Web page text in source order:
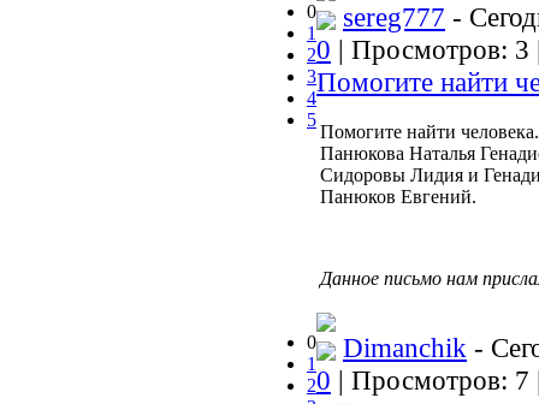
0
1
2
3
4
5
sereg777 -
0 | Просмотров:
Помогите найти
Помогите найти
Панюкова Наталья
Сидоровы Лидия и
Панюков Евгений.
Данное письмо нам
0
1
2
Dimanchik -
0 | Просмотров: